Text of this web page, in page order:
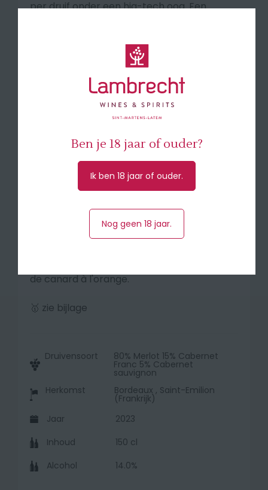
per druif onder een hig-tech oog. Een
maanden rijping op grote Franse
eikenhouten vaten én in terracotta
amforen, voor het behoud van het fruit.
2023 is een jaargang die elegantie, spanning
en aromatische diepte samenbrengt. De
critici zijn het erover eens: deze Saint-
Émilion Grand Cru Classé schittert met zijn
zijdezachte tannines, levendige zuren en
gelaagde aroma’s.
🍽 La Marzelle 2023 is een wijn die zowel kenners
als fijnproevers weet te raken. Elegant, complex
de canard à l'orange.
🥇 zie bijlage
Druivensoort 80% Merlot 15% Cabernet
Franc 5% Cabernet
sauvignon
Herkomst
Bordeaux , Saint-Emilion
(Frankrijk)
Jaar
2023
Inhoud
150 cl
Alcohol
14.0%
Ben je 18 jaar of ouder?
Ik ben 18 jaar of ouder.
Nog geen 18 jaar.